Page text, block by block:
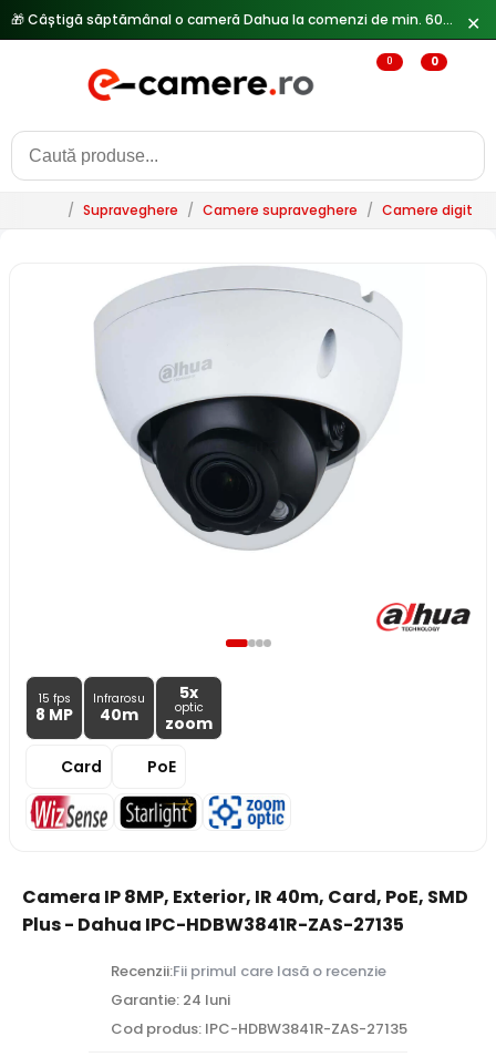
✕
0 0
/ Supraveghere / Camere supraveghere / Camere digitale
15 fps
8 MP
Infrarosu
40m
5x
optic
zoom
Card
PoE
Camera IP 8MP, Exterior, IR 40m, Card, PoE, SMD
Plus - Dahua IPC-HDBW3841R-ZAS-27135
Recenzii:Fii primul care lasă o recenzie
Garantie: 24 luni
Cod produs: IPC-HDBW3841R-ZAS-27135